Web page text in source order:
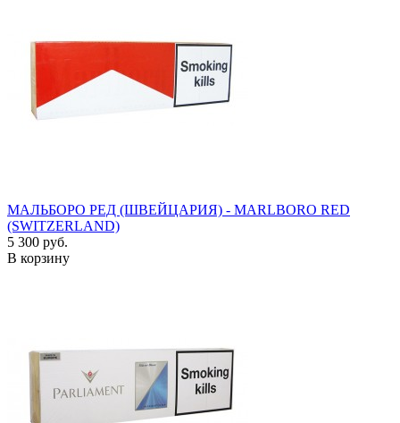
МАЛЬБОРО РЕД (ШВЕЙЦАРИЯ) - MARLBORO RED
(SWITZERLAND)
5 300 руб.
В корзину